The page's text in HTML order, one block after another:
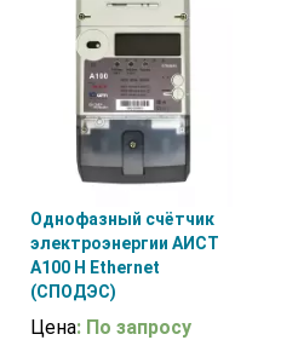
Однофазный счётчик
электроэнергии АИСТ
А100 H Ethernet
(СПОДЭС)
Цена: По запросу